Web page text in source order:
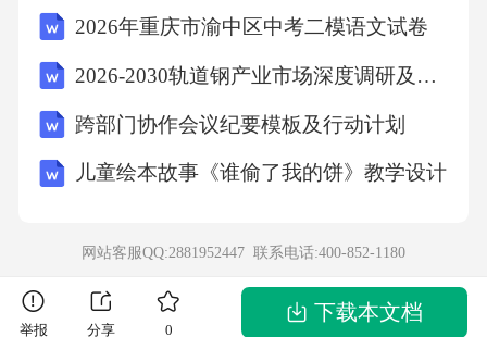
A:行业B:竞争环境C:政治与法律D:需求分析
答案:政治与法律下列内容哪个属于宏观环境分
析范围的（）。
A:企业战略群B:竞争对手C:经济运行状况D:企业
答案:经济运行状况下列因素中不是外部环境分
2026年重庆市渝中区中考二模语文试卷
2026-2030轨道钢产业市场深度调研及发展趋势与投资前景研究报告
跨部门协作会议纪要模板及行动计划
儿童绘本故事《谁偷了我的饼》教学设计
网站客服QQ:2881952447 联系电话:400-852-1180
举报 分享 0
下载本文档